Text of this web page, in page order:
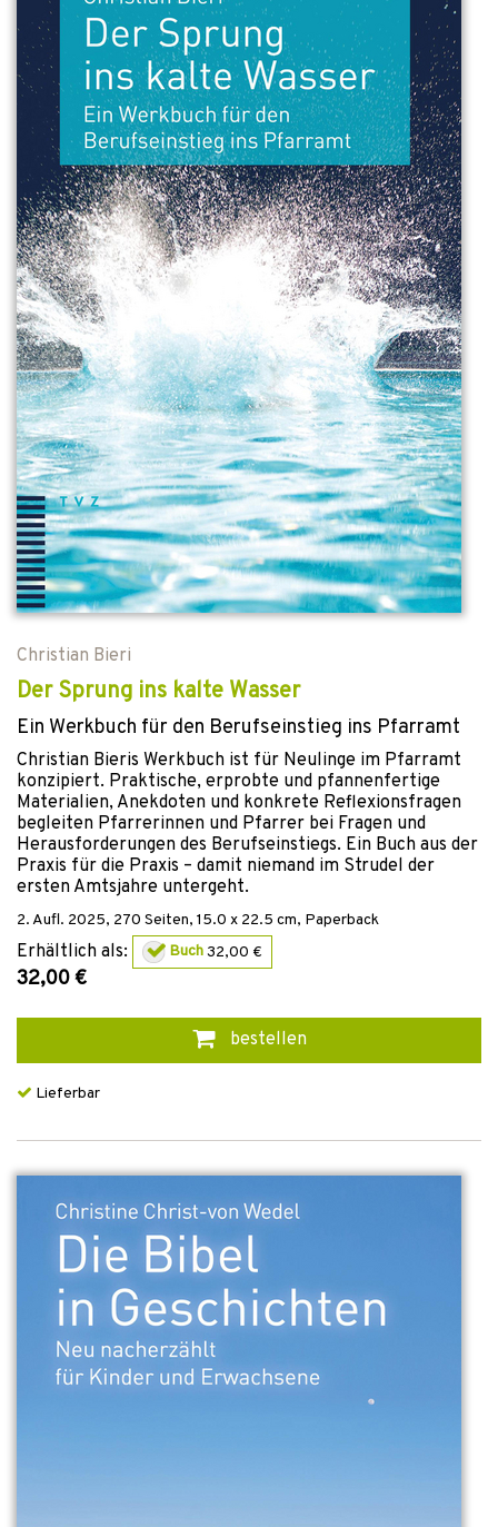
Christian Bieri
Der Sprung ins kalte Wasser
Ein Werkbuch für den Berufseinstieg ins Pfarramt
Christian Bieris Werkbuch ist für Neulinge im Pfarramt
konzipiert. Praktische, erprobte und pfannenfertige
Materialien, Anekdoten und konkrete Reflexionsfragen
begleiten Pfarrerinnen und Pfarrer bei Fragen und
Herausforderungen des Berufseinstiegs. Ein Buch aus der
Praxis für die Praxis – damit niemand im Strudel der
ersten Amtsjahre untergeht.
2. Aufl. 2025, 270 Seiten, 15.0 x 22.5 cm, Paperback
Erhältlich als: Buch32,00 €
32,00 €
bestellen
Lieferbar